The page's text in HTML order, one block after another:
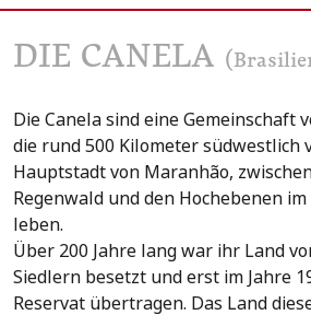
DIE CANELA
Die Canela sind eine Gemeinschaft
die rund 500 Kilometer südwestlich
Hauptstadt von Maranhão,
Regenwald und den Hochebenen
leben.
Über 200 Jahre lang war ihr Land
Siedlern besetzt und erst im Jahre
Reservat übertragen. Das Land